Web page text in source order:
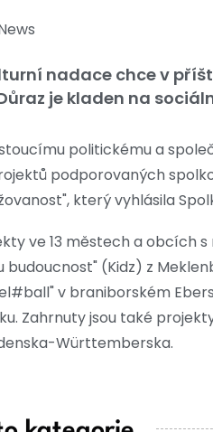
nadace chce v
je kladen na
politickému a
podporovaných
který vyhlásila
ve 13 městech a obcích
budoucnost" (Kidz) z
v braniborském
Zahrnuty jsou také
Württemberska.